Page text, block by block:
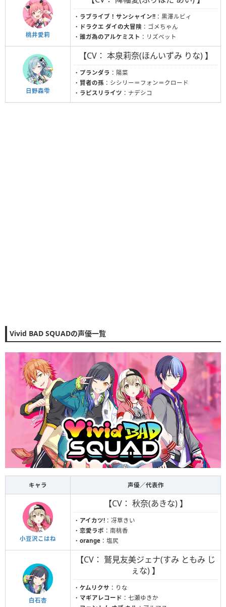
桃井愛莉
・ ラブライブ！サンシャイン!! ：黒澤ルビィ
・ ドラクエ ダイの大冒険 ：ゴメちゃん
・ 誰ガ為のアルケミスト ：リズベット
日野森雫
【CV： 本泉莉奈(ほんいずみ りな) 】
・ プランダラ ：陽菜
・ 賢者の孫 ：シシリー＝フォン＝クロード
・ ラピスリライツ ：ナデシコ
Vivid BAD SQUADの声優一覧
キャラ 声優／代表作
小豆沢こはね
【CV： 秋奈(あきな) 】
・ アイカツ! ：冴草きい
・ 恋愛ラボ ：南桃香
・ orange ：塩尻
白石杏
【CV： 鷲見友美ジェナ(すみ ともみ じ
ぇな) 】
・ ケムリクサ ：りな
・ マギアレコード ：七瀬ゆきか